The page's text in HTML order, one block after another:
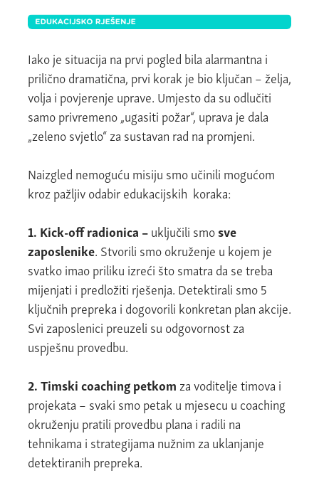
Iako je situacija na prvi pogled bila alarmantna i
prilično dramatična, prvi korak je bio ključan – želja,
volja i povjerenje uprave. Umjesto da su odlučiti
samo privremeno „ugasiti požar“, uprava je dala
„zeleno svjetlo“ za sustavan rad na promjeni.
Naizgled nemoguću misiju smo učinili mogućom
kroz pažljiv odabir edukacijskih koraka:
1. Kick-off radionica –uključili smosve
zaposlenike. Stvorili smo okruženje u kojem je
svatko imao priliku izreći što smatra da se treba
mijenjati i predložiti rješenja. Detektirali smo 5
ključnih prepreka i dogovorili konkretan plan akcije.
Svi zaposlenici preuzeli su odgovornost za
uspješnu provedbu.
2. Timski coaching petkom za voditelje timova i
projekata – svaki smo petak u mjesecu u coaching
okruženju pratili provedbu plana i radili na
tehnikama i strategijama nužnim za uklanjanje
detektiranih prepreka.